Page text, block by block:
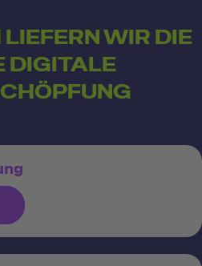
WIR DIE
DIGITALE